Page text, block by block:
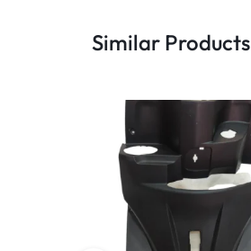
Similar Products